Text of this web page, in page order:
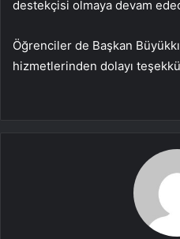
destekçisi olmaya devam
Öğrenciler de Başkan
hizmetlerinden dolayı